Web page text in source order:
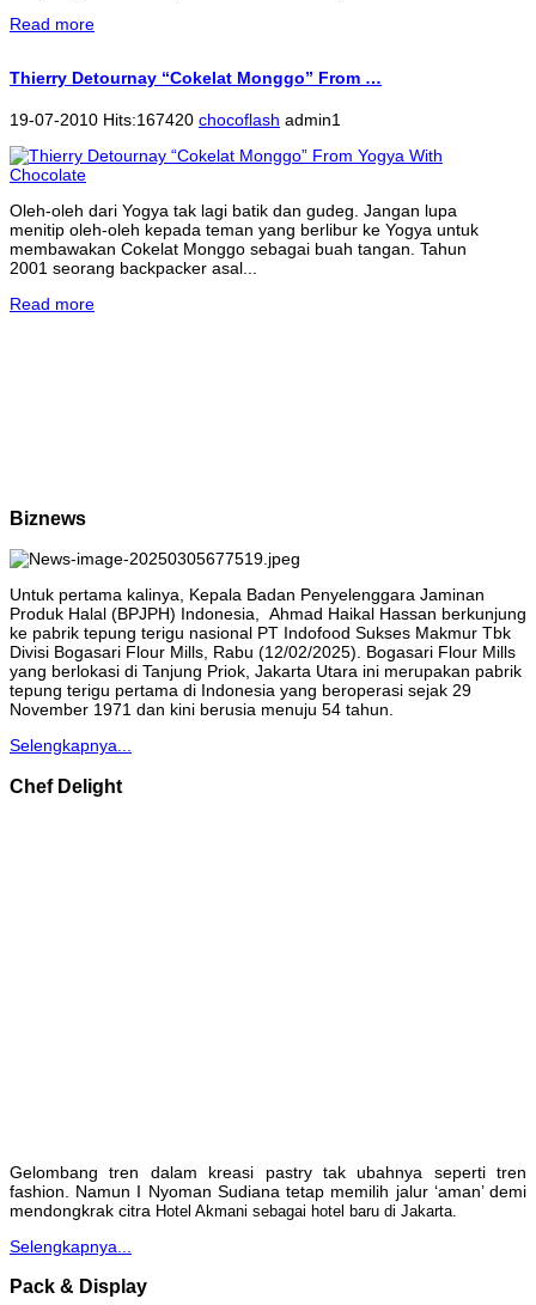
Read more
Thierry Detournay “Cokelat Monggo” From …
19-07-2010 Hits:167420 chocoflash admin1
Oleh-oleh dari Yogya tak lagi batik dan gudeg. Jangan lupa
menitip oleh-oleh kepada teman yang berlibur ke Yogya untuk
membawakan Cokelat Monggo sebagai buah tangan. Tahun
2001 seorang backpacker asal...
Read more
Biznews
Untuk pertama kalinya, Kepala Badan Penyelenggara Jaminan
Produk Halal (BPJPH) Indonesia, Ahmad Haikal Hassan berkunjung
ke pabrik tepung terigu nasional PT Indofood Sukses Makmur Tbk
Divisi Bogasari Flour Mills, Rabu (12/02/2025). Bogasari Flour Mills
yang berlokasi di Tanjung Priok, Jakarta Utara ini merupakan pabrik
tepung terigu pertama di Indonesia yang beroperasi sejak 29
November 1971 dan kini berusia menuju 54 tahun.
Selengkapnya...
Chef Delight
Gelombang tren dalam kreasi pastry tak ubahnya seperti tren
fashion. Namun I Nyoman Sudiana tetap memilih jalur ‘aman’ demi
mendongkrak citra Hotel Akmani sebagai hotel baru di Jakarta.
Selengkapnya...
Pack & Display